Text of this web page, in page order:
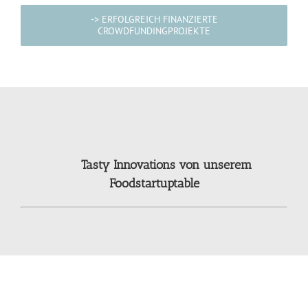
-> ERFOLGREICH FINANZIERTE
CROWDFUNDINGPROJEKTE
Tasty Innovations von unserem
Foodstartuptable